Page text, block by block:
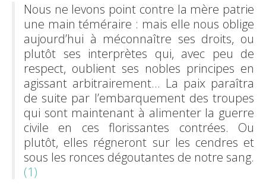
Nous ne levons point contre la mère patrie
une main téméraire : mais elle nous oblige
aujourd’hui à méconnaître ses droits, ou
plutôt ses interprètes qui, avec peu de
respect, oublient ses nobles principes en
agissant arbitrairement… La paix paraîtra
de suite par l’embarquement des troupes
qui sont maintenant à alimenter la guerre
civile en ces florissantes contrées. Ou
plutôt, elles régneront sur les cendres et
sous les ronces dégoutantes de notre sang.
(1)